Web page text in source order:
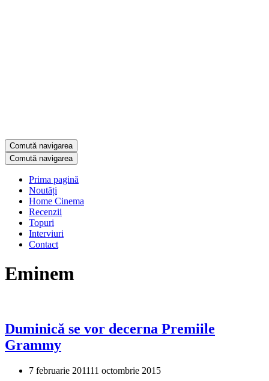
Comută navigarea
Comută navigarea
Prima pagină
Noutăți
Home Cinema
Recenzii
Topuri
Interviuri
Contact
Eminem
Duminică se vor decerna Premiile
Grammy
7 februarie 201111 octombrie 2015